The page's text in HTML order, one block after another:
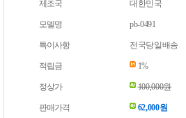
제조국 대한민국
모델명 pb-0491
특이사항 전국당일배송
적립금 1%
정상가 100,000원
판매가격 62,000원